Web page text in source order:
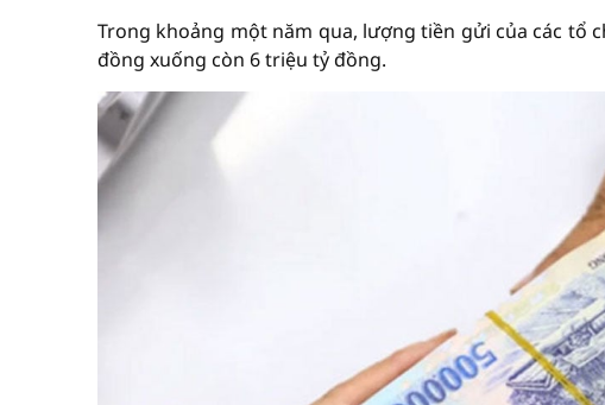
Trong khoảng một năm qua, lượng tiền gửi của các tổ
đồng xuống còn 6 triệu tỷ đồng.